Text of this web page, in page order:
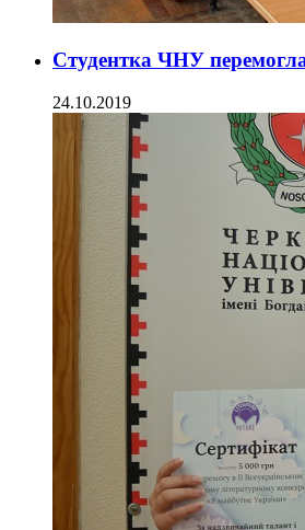
Студентка ЧНУ
24.10.2019